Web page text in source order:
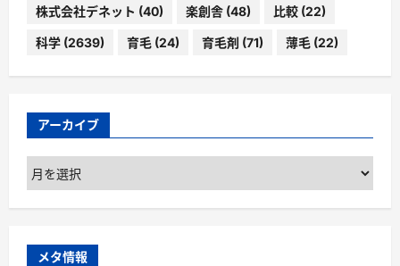
株式会社デネット (40) 楽創舎 (48) 比較 (22)
科学 (2639) 育毛 (24) 育毛剤 (71) 薄毛 (22)
アーカイブ
ア
ー
カ
ブ
メタ情報